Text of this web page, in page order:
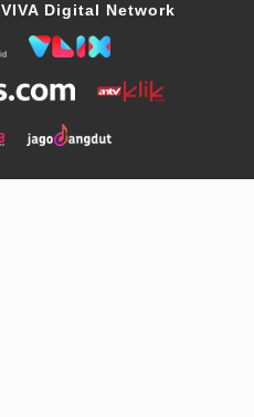
VIVA Digital Network